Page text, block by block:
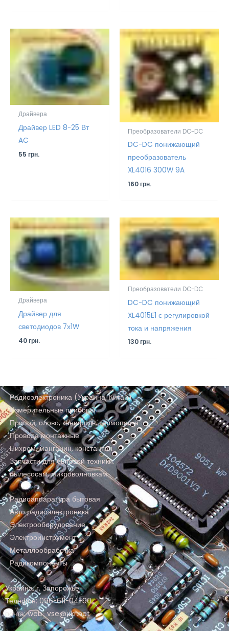
Драйвера
Драйвер LED 8-25 Вт
AC
55грн.
Преобразователи DC-DC
DC-DC понижающий
преобразователь
XL4016 300W 9A
160грн.
Драйвера
Драйвер для
светодиодов 7х1W
40грн.
Преобразователи DC-DC
DC-DC понижающий
XL4015E1 с регулировкой
тока и напряжения
130грн.
Радиоэлектроника (Украина, Китай)
Измерительные приборы
Припой, олово, канифоль, термопаста
Провода монтажные
Нихром, манганин, константан
Запчасти для бытовой техники:
пылесосам, микроволновкам
Радиоаппаратура бытовая
Авто радиоэлектроника
Электрооборудование
Электроинструмент
Металлообработка
Радикомпоненты
Украина, г. Запорожье
Телефон: 096-611-04-90
почта: web_vse@ukr.net